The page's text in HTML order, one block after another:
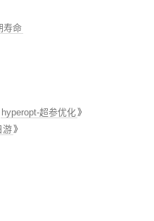
寿命
hyperopt-超参优化 》
游 》